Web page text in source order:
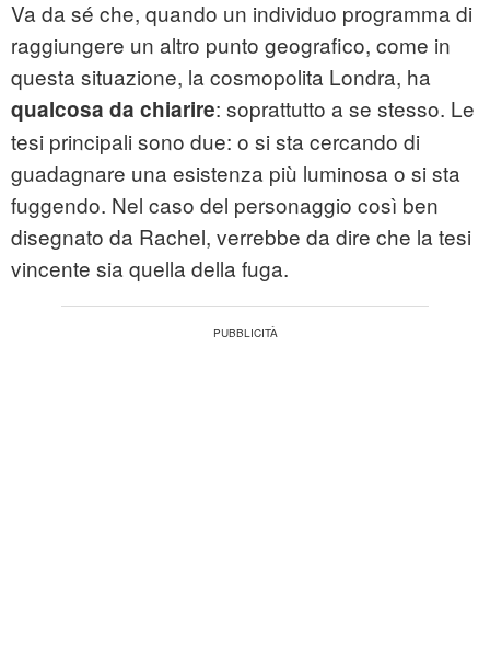
Va da sé che, quando un individuo programma di
raggiungere un altro punto geografico, come in
questa situazione, la cosmopolita Londra, ha
qualcosa da chiarire: soprattutto a se stesso. Le
tesi principali sono due: o si sta cercando di
guadagnare una esistenza più luminosa o si sta
fuggendo. Nel caso del personaggio così ben
disegnato da Rachel, verrebbe da dire che la tesi
vincente sia quella della fuga.